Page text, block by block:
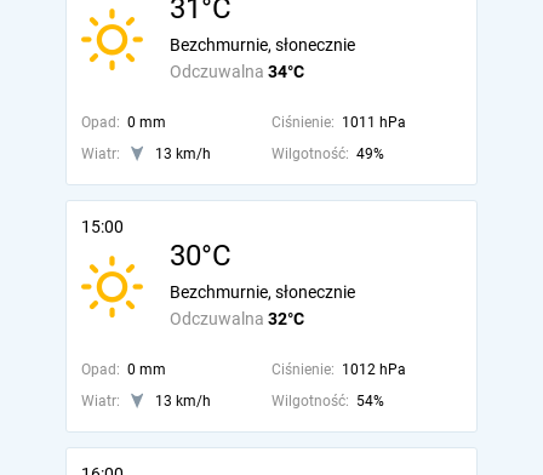
31°C
Odczuwalna 34°C
Bezchmurnie, słonecznie
Opad: 0 mm Ciśnienie: 1011 hPa
Wiatr:
13 km/h Wilgotność: 49%
15:00
30°C
Odczuwalna 32°C
Bezchmurnie, słonecznie
Opad: 0 mm Ciśnienie: 1012 hPa
Wiatr:
13 km/h Wilgotność: 54%